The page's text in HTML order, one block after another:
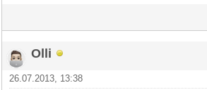
Olli
26.07.2013, 13:38